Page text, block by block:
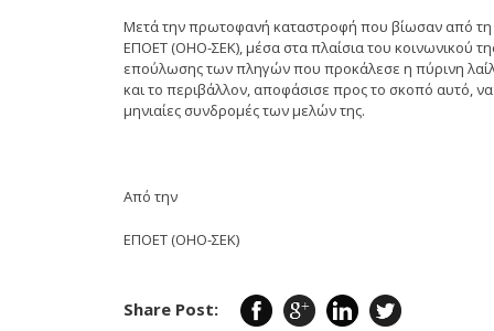
Μετά την πρωτοφανή καταστροφή που βίωσαν από τη
ΕΠΟΕΤ (ΟΗΟ-ΣΕΚ), μέσα στα πλαίσια του κοινωνικού
επούλωσης των πληγών που προκάλεσε η πύρινη
και το περιβάλλον, αποφάσισε προς το σκοπό αυτό,
μηνιαίες συνδρομές των μελών της.
Από την
ΕΠΟΕΤ (ΟΗΟ-ΣΕΚ)
Share Post: